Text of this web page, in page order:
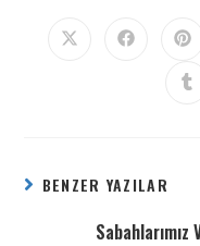
BENZER YAZILAR